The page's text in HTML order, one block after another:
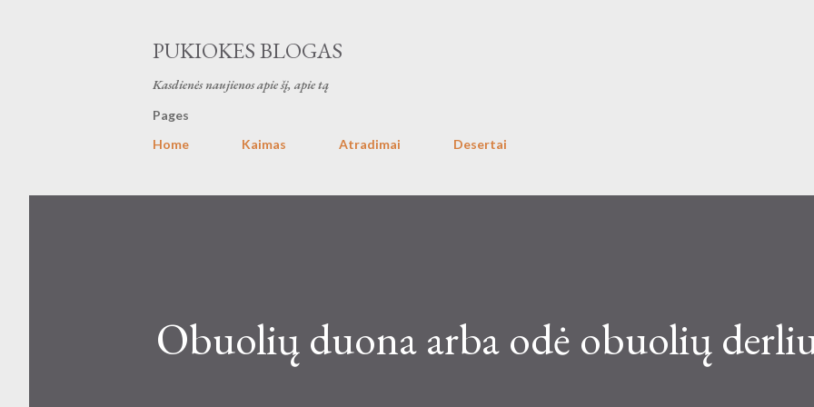
PUKIOKES BLOGAS
Kasdienės naujienos apie šį, apie tą
Pages
Home
Kaimas Atradimai Desertai
Obuolių duona arba odė obuolių